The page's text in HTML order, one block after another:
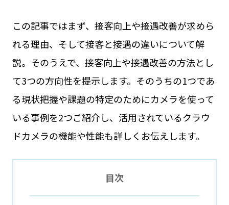
この記事ではまず、接客向上や接遇改善が求めら
れる理由、そして接客と接遇の違いについて解
説。そのうえで、接客向上や接遇改善の方法とし
て3つの方向性を提示します。そのうちの1つであ
る現状把握や課題の特定のためにカメラを使って
いる事例を2つご紹介し、活用されているクラウ
ドカメラの機能や性能も詳しくお伝えします。
目次